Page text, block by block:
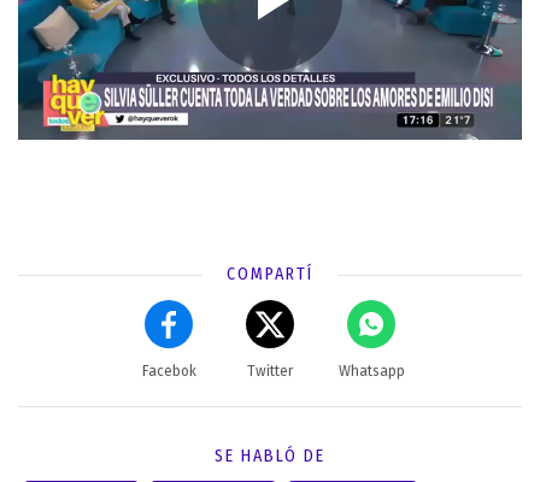
COMPARTÍ
Facebok Twitter Whatsapp
SE HABLÓ DE